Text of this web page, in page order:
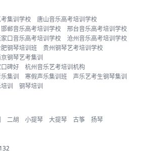
集训学校
唐山音乐高考培训学校
邯郸音乐高考培训学校
邢台音乐高考培训学校
家口音乐高考培训学校
沧州音乐高考培训学校
钢琴培训班
贵州钢琴艺考培训学校
钢琴艺考集训
碑好
杭州音乐艺考培训机构
集训 寒假声乐集训班
声乐艺考生钢琴集训
训 钢琴培训
二胡 小提琴 大提琴 古筝 扬琴